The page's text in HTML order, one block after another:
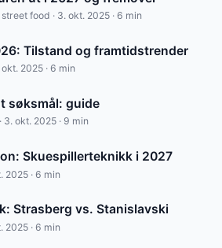
food · 3. okt. 2025 · 6 min
Tilstand og framtidstrender
2025 · 6 min
søksmål: guide
3. okt. 2025 · 9 min
Skuespillerteknikk i 2027
2025 · 6 min
Strasberg vs. Stanislavski
2025 · 6 min